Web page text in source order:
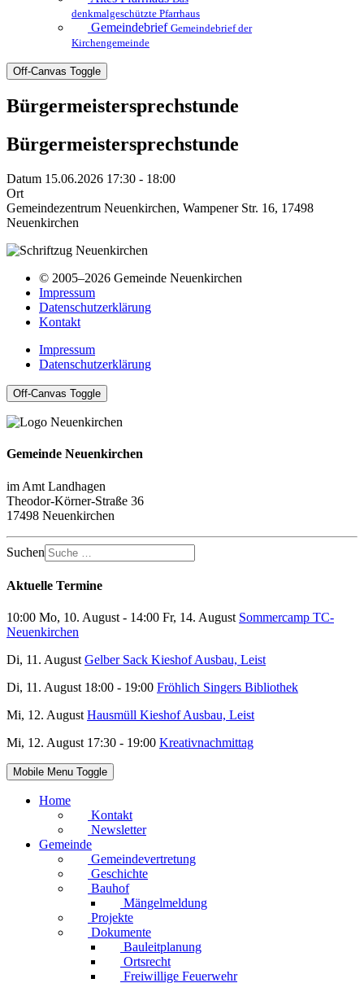
denkmalgeschützte Pfarrhaus
Gemeindebrief Gemeindebrief der
Kirchengemeinde
Off-Canvas Toggle
Bürgermeistersprechstunde
Bürgermeistersprechstunde
Datum 15.06.2026 17:30 - 18:00
Ort
Gemeindezentrum Neuenkirchen, Wampener Str. 16, 17498
Neuenkirchen
© 2005–2026 Gemeinde Neuenkirchen
Impressum
Datenschutzerklärung
Kontakt
Impressum
Datenschutzerklärung
Off-Canvas Toggle
Gemeinde Neuenkirchen
im Amt Landhagen
Theodor-Körner-Straße 36
17498 Neuenkirchen
Suchen
Aktuelle Termine
10:00 Mo, 10. August - 14:00 Fr, 14. August Sommercamp TC-
Neuenkirchen
Di, 11. August Gelber Sack Kieshof Ausbau, Leist
Di, 11. August 18:00 - 19:00 Fröhlich Singers Bibliothek
Mi, 12. August Hausmüll Kieshof Ausbau, Leist
Mi, 12. August 17:30 - 19:00 Kreativnachmittag
Mobile Menu Toggle
Home
Kontakt
Newsletter
Gemeinde
Gemeindevertretung
Geschichte
Bauhof
Mängelmeldung
Projekte
Dokumente
Bauleitplanung
Ortsrecht
Freiwillige Feuerwehr